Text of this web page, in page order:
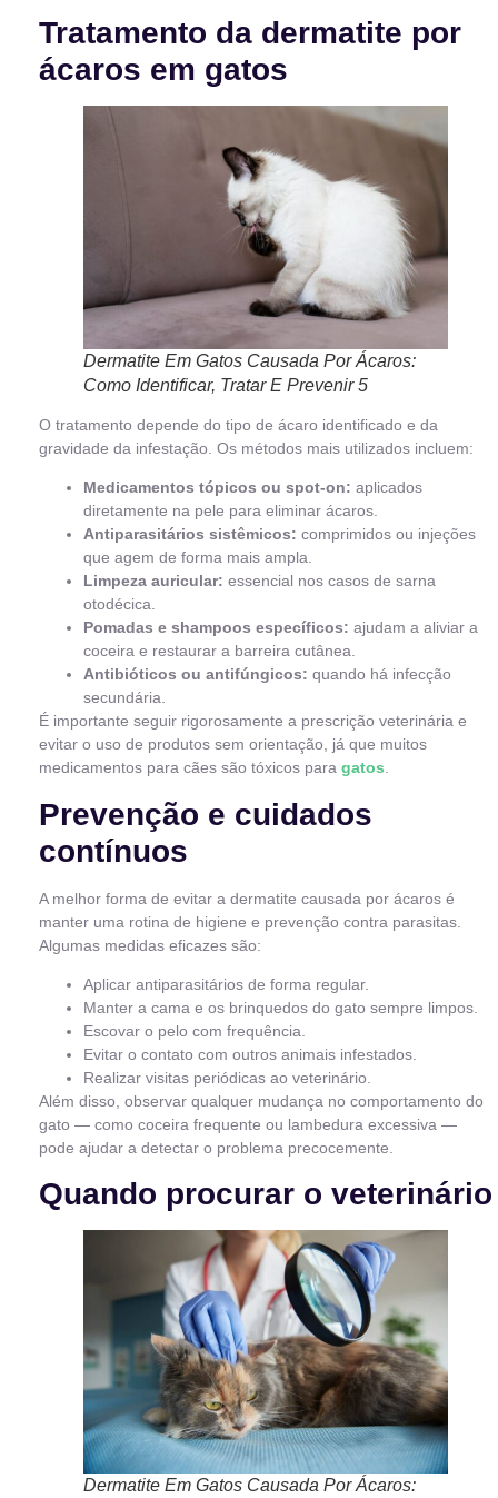
Tratamento da dermatite por
ácaros em gatos
Dermatite Em Gatos Causada Por Ácaros:
Como Identificar, Tratar E Prevenir 5
O tratamento depende do tipo de ácaro identificado e da
gravidade da infestação. Os métodos mais utilizados incluem:
Medicamentos tópicos ou spot-on: aplicados
diretamente na pele para eliminar ácaros.
Antiparasitários sistêmicos: comprimidos ou injeções
que agem de forma mais ampla.
Limpeza auricular: essencial nos casos de sarna
otodécica.
Pomadas e shampoos específicos: ajudam a aliviar a
coceira e restaurar a barreira cutânea.
Antibióticos ou antifúngicos: quando há infecção
secundária.
É importante seguir rigorosamente a prescrição veterinária e
evitar o uso de produtos sem orientação, já que muitos
medicamentos para cães são tóxicos para gatos.
Prevenção e cuidados
contínuos
A melhor forma de evitar a dermatite causada por ácaros é
manter uma rotina de higiene e prevenção contra parasitas.
Algumas medidas eficazes são:
Aplicar antiparasitários de forma regular.
Manter a cama e os brinquedos do gato sempre limpos.
Escovar o pelo com frequência.
Evitar o contato com outros animais infestados.
Realizar visitas periódicas ao veterinário.
Além disso, observar qualquer mudança no comportamento do
gato — como coceira frequente ou lambedura excessiva —
pode ajudar a detectar o problema precocemente.
Quando procurar o veterinário
Dermatite Em Gatos Causada Por Ácaros: